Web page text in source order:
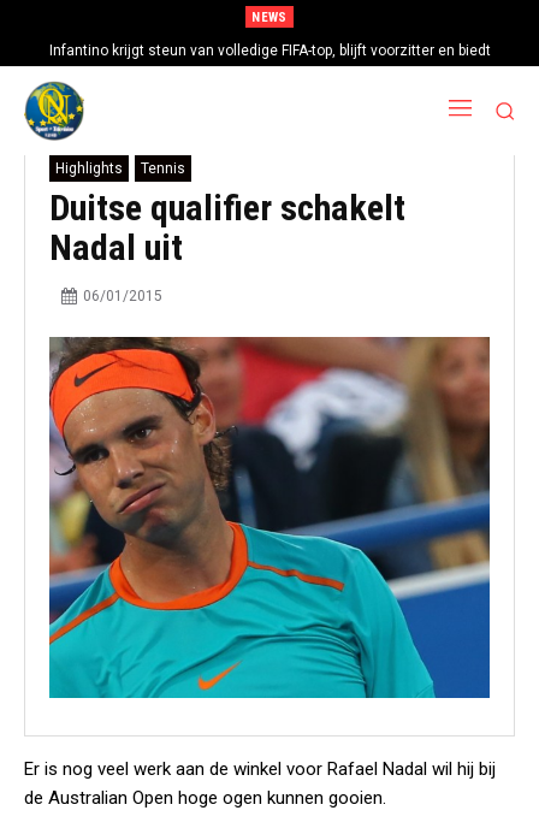
NEWS
Infantino krijgt steun van volledige FIFA-top, blijft voorzitter en biedt
excuses aan
Highlights Tennis
Duitse qualifier schakelt
Nadal uit
06/01/2015
Er is nog veel werk aan de winkel voor Rafael Nadal wil hij bij
de Australian Open hoge ogen kunnen gooien.